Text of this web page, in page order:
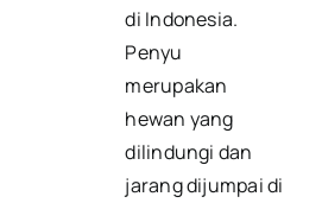
di Indonesia.
Penyu
merupakan
hewan yang
dilindungi dan
jarang dijumpai di